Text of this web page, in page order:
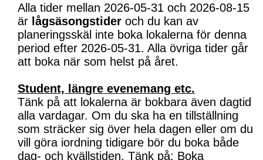
Alla tider mellan 2026-05-31 och 2026-08-15
är lågsäsongstider och du kan av
planeringsskäl inte boka lokalerna för denna
period efter 2026-05-31. Alla övriga tider går
att boka när som helst på året.
Student, längre evenemang etc.
Tänk på att lokalerna är bokbara även dagtid
alla vardagar. Om du ska ha en tillställning
som sträcker sig över hela dagen eller om du
vill göra iordning tidigare bör du boka både
dag- och kvällstiden. Tänk på: Boka